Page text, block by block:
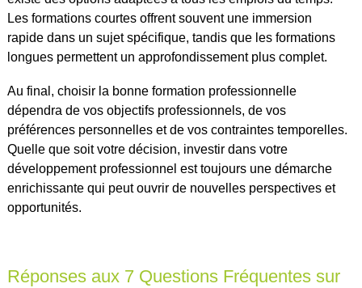
Les formations courtes offrent souvent une immersion
rapide dans un sujet spécifique, tandis que les formations
longues permettent un approfondissement plus complet.
Au final, choisir la bonne formation professionnelle
dépendra de vos objectifs professionnels, de vos
préférences personnelles et de vos contraintes temporelles.
Quelle que soit votre décision, investir dans votre
développement professionnel est toujours une démarche
enrichissante qui peut ouvrir de nouvelles perspectives et
opportunités.
Réponses aux 7 Questions Fréquentes sur